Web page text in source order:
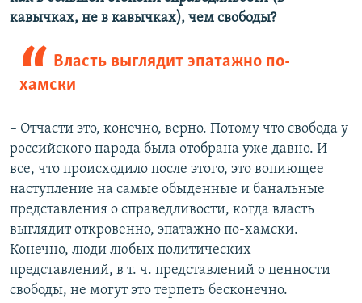
кавычках, не в кавычках), чем свободы?
Власть выглядит эпатажно по-
хамски
– Отчасти это, конечно, верно. Потому что свобода у
российского народа была отобрана уже давно. И
все, что происходило после этого, это вопиющее
наступление на самые обыденные и банальные
представления о справедливости, когда власть
выглядит откровенно, эпатажно по-хамски.
Конечно, люди любых политических
представлений, в т. ч. представлений о ценности
свободы, не могут это терпеть бесконечно.